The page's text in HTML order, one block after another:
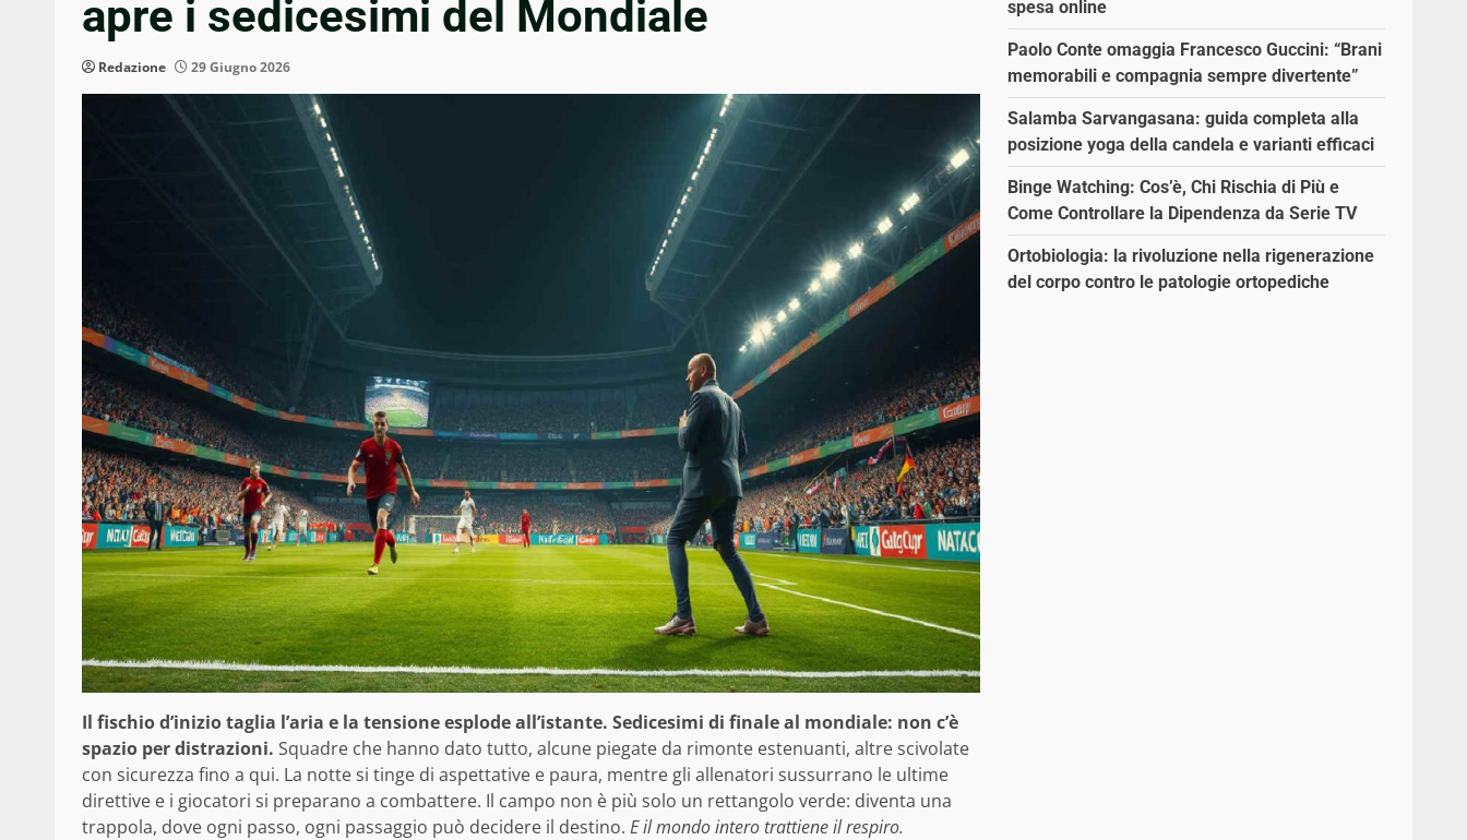
apre i sedicesimi del Mondiale
Redazione 29 Giugno 2026
Il fischio d’inizio taglia l’aria e la tensione esplode all’istante. Sedicesimi di finale al mondiale: non c’è
spazio per distrazioni. Squadre che hanno dato tutto, alcune piegate da rimonte estenuanti, altre scivolate
con sicurezza fino a qui. La notte si tinge di aspettative e paura, mentre gli allenatori sussurrano le ultime
direttive e i giocatori si preparano a combattere. Il campo non è più solo un rettangolo verde: diventa una
trappola, dove ogni passo, ogni passaggio può decidere il destino. E il mondo intero trattiene il respiro.
spesa online
Paolo Conte omaggia Francesco Guccini: “Brani
memorabili e compagnia sempre divertente”
Salamba Sarvangasana: guida completa alla
posizione yoga della candela e varianti efficaci
Binge Watching: Cos’è, Chi Rischia di Più e
Come Controllare la Dipendenza da Serie TV
Ortobiologia: la rivoluzione nella rigenerazione
del corpo contro le patologie ortopediche